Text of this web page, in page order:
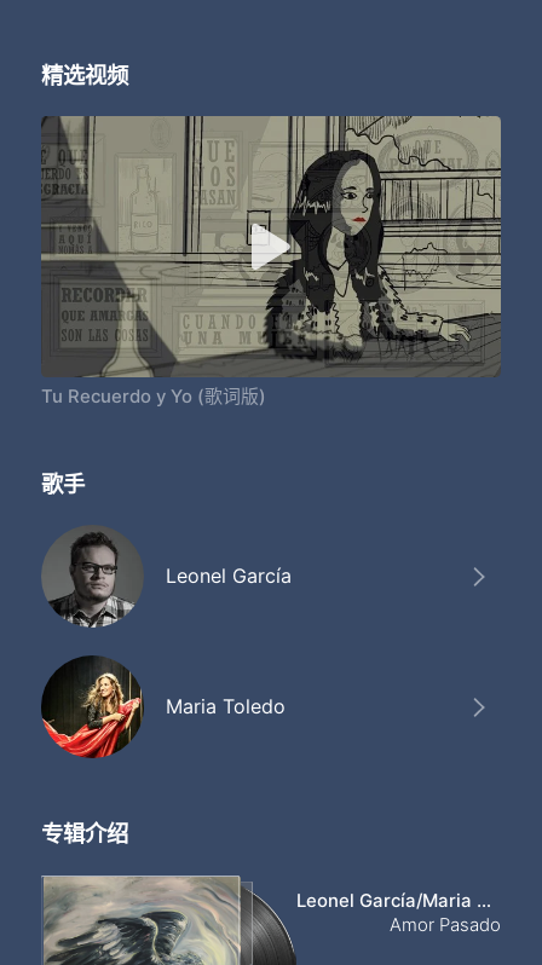
精选视频
Tu Recuerdo y Yo (歌词版)
歌手
Leonel García
Maria Toledo
专辑介绍
Leonel García/Maria Toledo
Amor Pasado